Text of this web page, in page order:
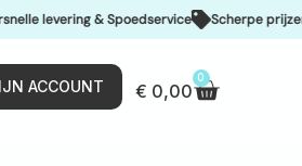
& Spoedservice Scherpe prijzen
ACCOUNT € 0,00
0